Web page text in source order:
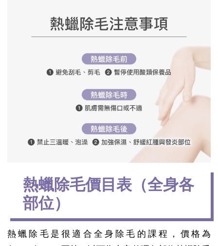
熱蠟除毛價目表（全身各
部位）
熱蠟除毛是很適合全身除毛的課程，價格為